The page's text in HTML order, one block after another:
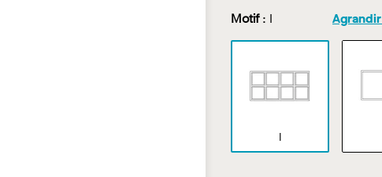
Blanc
Motif : I
I